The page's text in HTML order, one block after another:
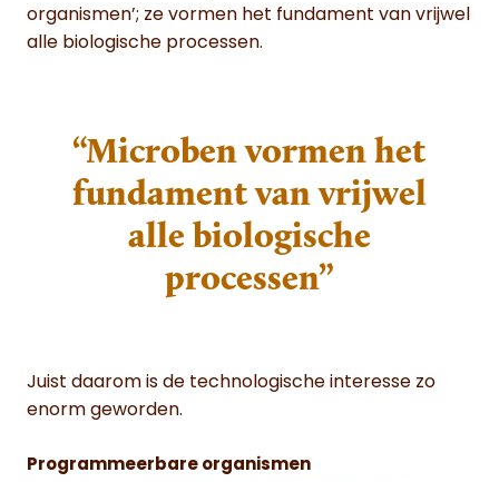
organismen’; ze vormen het fundament van vrijwel
alle biologische processen.
“Microben vormen het
fundament van vrijwel
alle biologische
processen”
Juist daarom is de technologische interesse zo
enorm geworden.
Programmeerbare organismen